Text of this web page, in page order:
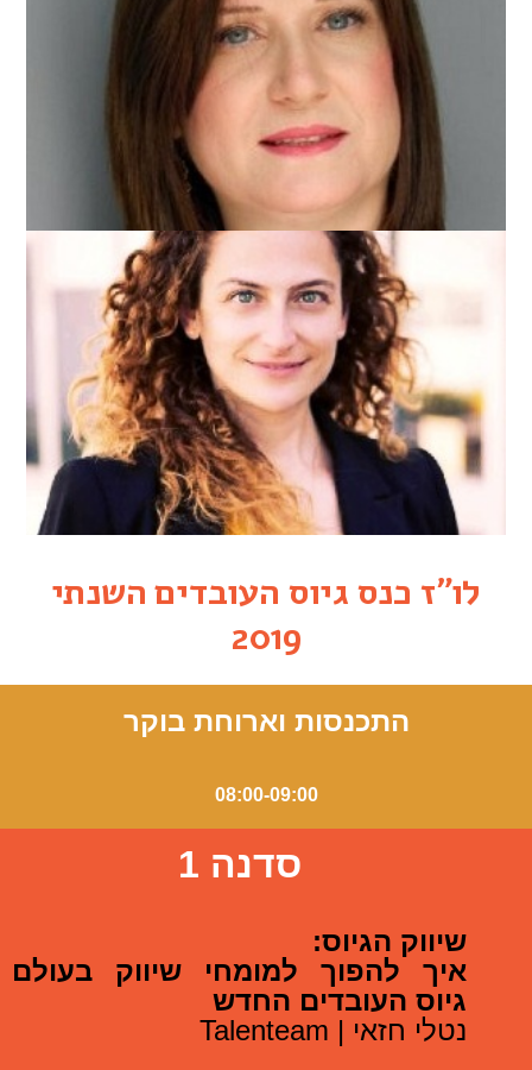
מירית לאון מנדלוביץ
אלטריה ישראל
נטע ויזל
יועצת ארגונית
לו"ז כנס גיוס העובדים השנתי
2019
התכנסות וארוחת בוקר
08:00-09:00
סדנה 1
שיווק הגיוס:
איך להפוך למומחי שיווק בעולם
גיוס העובדים החדש
נטלי חזאי | Talenteam